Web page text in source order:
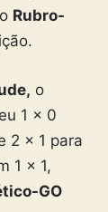
Rubro-
o
1 x 0
2 x 1 para
1 x 1,
GO